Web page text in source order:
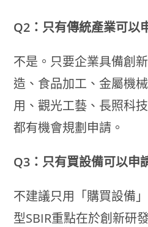
Q2：只有傳統產業可以
不是。只要企業具備創
造、食品加工、金屬機
用、觀光工藝、長照科
都有機會規劃申請。
Q3：只有買設備可以申
不建議只用「購買設備
型SBIR重點在於創新研